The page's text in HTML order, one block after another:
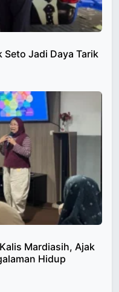
Seto Jadi Daya Tarik
Mardiasih, Ajak
Hidup